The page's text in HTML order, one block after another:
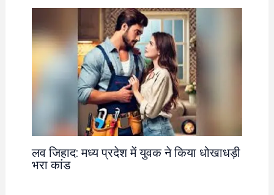
लव जिहाद: मध्य प्रदेश में युवक ने किया धोखाधड़ी
भरा कांड